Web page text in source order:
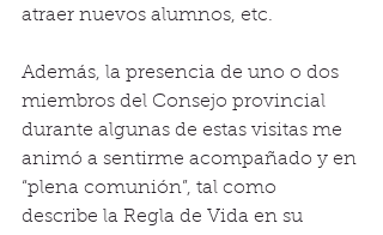
atraer nuevos alumnos, etc.
Además, la presencia de uno o dos
miembros del Consejo provincial
durante algunas de estas visitas me
animó a sentirme acompañado y en
“plena comunión”, tal como
describe la Regla de Vida en su